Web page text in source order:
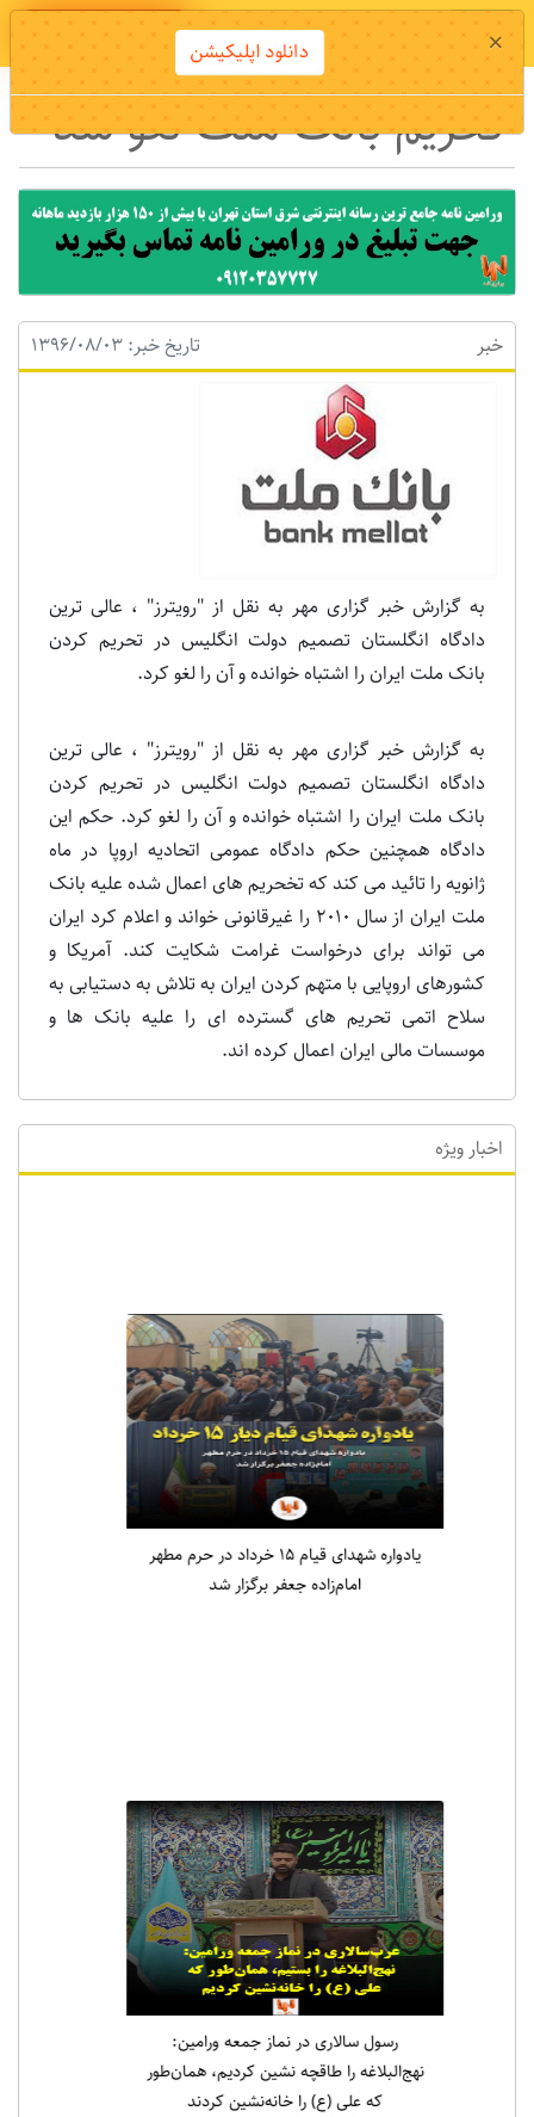
دانلود اپلیکیشن
تحریم بانک ملت لغو شد
خبر تاریخ خبر: 1396/08/03
به گزارش خبر گزاری مهر به نقل از "رویترز" ، عالی ترین
دادگاه انگلستان تصمیم دولت انگلیس در تحریم کردن
بانک ملت ایران را اشتباه خوانده و آن را لغو کرد.
به گزارش خبر گزاری مهر به نقل از "رویترز" ، عالی ترین
دادگاه انگلستان تصمیم دولت انگلیس در تحریم کردن
بانک ملت ایران را اشتباه خوانده و آن را لغو کرد. حکم این
دادگاه همچنین حکم دادگاه عمومی اتحادیه اروپا در ماه
ژانویه را تائید می کند که تخحریم های اعمال شده علیه بانک
ملت ایران از سال 2010 را غیرقانونی خواند و اعلام کرد ایران
می تواند برای درخواست غرامت شکایت کند. آمریکا و
کشورهای اروپایی با متهم کردن ایران به تلاش به دستیابی به
سلاح اتمی تحریم های گسترده ای را علیه بانک ها و
موسسات مالی ایران اعمال کرده اند.
اخبار ویژه
یادواره شهدای قیام ۱۵ خرداد در حرم مطهر
امام‌زاده جعفر برگزار شد
رسول سالاری در نماز جمعه ورامین:
نهج‌البلاغه را طاقچه نشین کردیم، همان‌طور
که علی (ع) را خانه‌نشین کردند
× دانلود اپلیکیشن